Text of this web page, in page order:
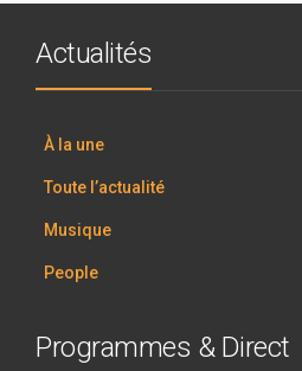
Actualités
À la une
Toute l’actualité
Musique
People
Programmes & Direct